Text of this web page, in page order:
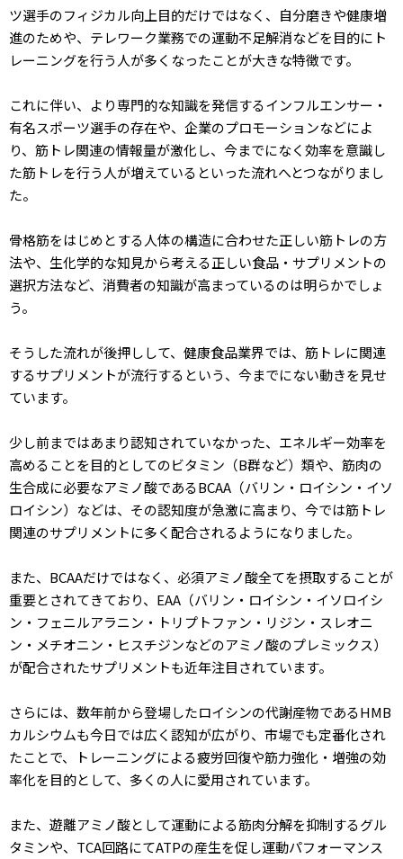
ツ選手のフィジカル向上目的だけではなく、自分磨きや健康増
進のためや、テレワーク業務での運動不足解消などを目的にト
レーニングを行う人が多くなったことが大きな特徴です。
これに伴い、より専門的な知識を発信するインフルエンサー・
有名スポーツ選手の存在や、企業のプロモーションなどによ
り、筋トレ関連の情報量が激化し、今までになく効率を意識し
た筋トレを行う人が増えているといった流れへとつながりまし
た。
骨格筋をはじめとする人体の構造に合わせた正しい筋トレの方
法や、生化学的な知見から考える正しい食品・サプリメントの
選択方法など、消費者の知識が高まっているのは明らかでしょ
う。
そうした流れが後押しして、健康食品業界では、筋トレに関連
するサプリメントが流行するという、今までにない動きを見せ
ています。
少し前まではあまり認知されていなかった、エネルギー効率を
高めることを目的としてのビタミン（B群など）類や、筋肉の
生合成に必要なアミノ酸であるBCAA（バリン・ロイシン・イソ
ロイシン）などは、その認知度が急激に高まり、今では筋トレ
関連のサプリメントに多く配合されるようになりました。
また、BCAAだけではなく、必須アミノ酸全てを摂取することが
重要とされてきており、EAA（バリン・ロイシン・イソロイシ
ン・フェニルアラニン・トリプトファン・リジン・スレオニ
ン・メチオニン・ヒスチジンなどのアミノ酸のプレミックス）
が配合されたサプリメントも近年注目されています。
さらには、数年前から登場したロイシンの代謝産物であるHMB
カルシウムも今日では広く認知が広がり、市場でも定番化され
たことで、トレーニングによる疲労回復や筋力強化・増強の効
率化を目的として、多くの人に愛用されています。
また、遊離アミノ酸として運動による筋肉分解を抑制するグル
タミンや、TCA回路にてATPの産生を促し運動パフォーマンス